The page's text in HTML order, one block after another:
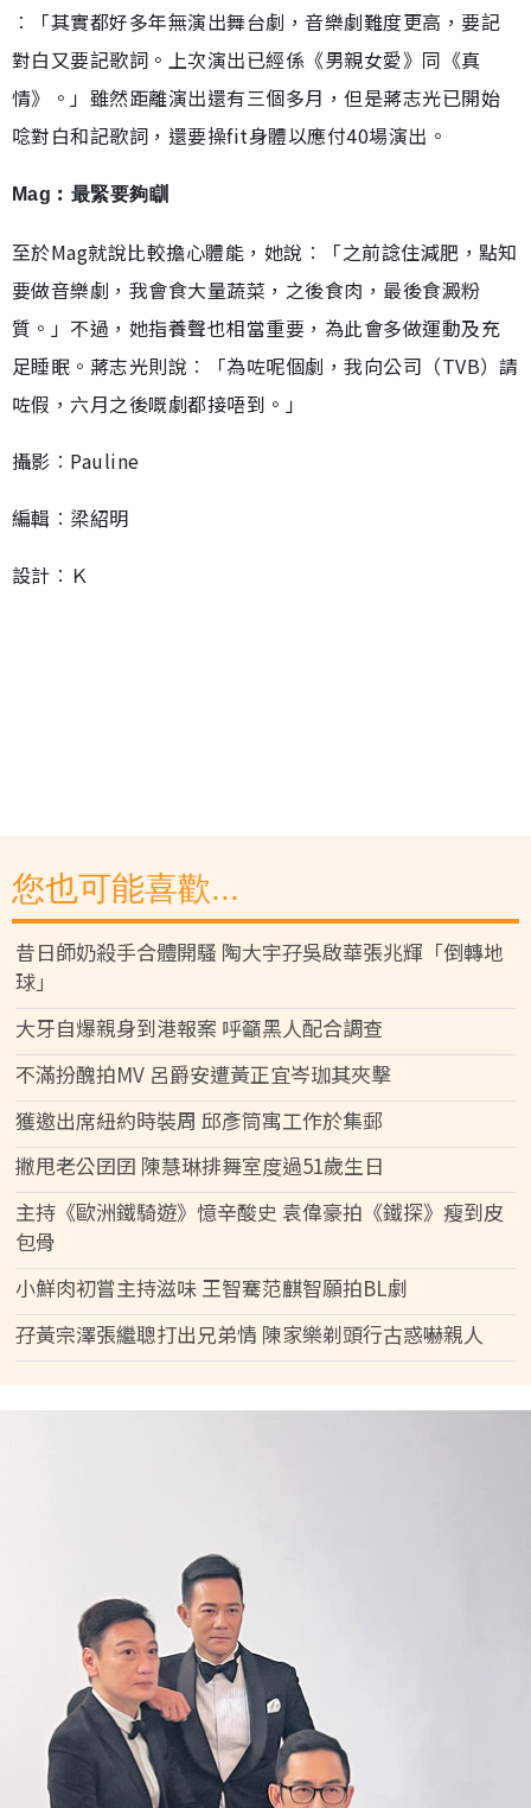
︰「其實都好多年無演出舞台劇，音樂劇難度更高，要記
對白又要記歌詞。上次演出已經係《男親女愛》同《真
情》。」雖然距離演出還有三個多月，但是蔣志光已開始
唸對白和記歌詞，還要操fit身體以應付40場演出。
Mag︰最緊要夠瞓
至於Mag就說比較擔心體能，她說︰「之前諗住減肥，點知
要做音樂劇，我會食大量蔬菜，之後食肉，最後食澱粉
質。」不過，她指養聲也相當重要，為此會多做運動及充
足睡眠。蔣志光則說︰「為咗呢個劇，我向公司（TVB）請
咗假，六月之後嘅劇都接唔到。」
攝影︰Pauline
編輯︰梁紹明
設計︰Ｋ
您也可能喜歡...
昔日師奶殺手合體開騷 陶大宇孖吳啟華張兆輝「倒轉地
球」
大牙自爆親身到港報案 呼籲黑人配合調查
不滿扮醜拍MV 呂爵安遭黃正宜岑珈其夾擊
獲邀出席紐約時裝周 邱彥筒寓工作於集郵
撇甩老公囝囝 陳慧琳排舞室度過51歲生日
主持《歐洲鐵騎遊》憶辛酸史 袁偉豪拍《鐵探》瘦到皮
包骨
小鮮肉初嘗主持滋味 王智騫范麒智願拍BL劇
孖黃宗澤張繼聰打出兄弟情 陳家樂剃頭行古惑嚇親人